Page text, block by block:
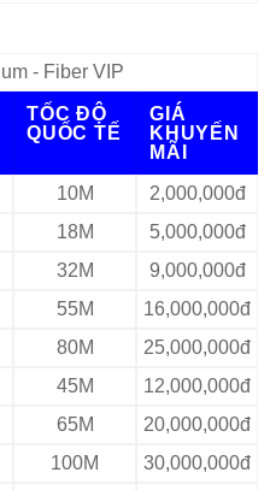
- Fiber VIP
TỐC ĐỘ
QUỐC TẾ
GIÁ
KHUYẾN
MÃI
10M
2,000,000đ
18M
5,000,000đ
32M
9,000,000đ
55M
16,000,000đ
80M
25,000,000đ
45M
12,000,000đ
65M
20,000,000đ
100M
30,000,000đ